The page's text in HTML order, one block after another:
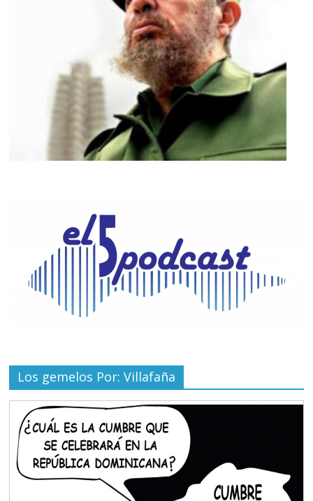
Los gemelos Por: Villafaña